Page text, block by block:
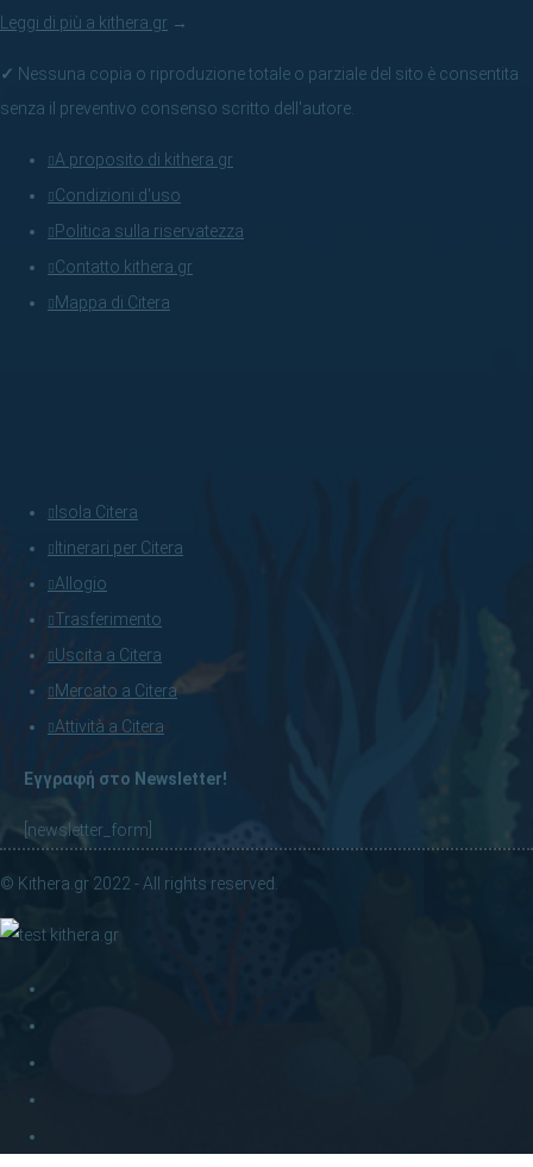
Leggi di più a kithera.gr →
✓ Nessuna copia o riproduzione totale o parziale del sito è consentita
senza il preventivo consenso scritto dell'autore.
A proposito di kithera.gr
Condizioni d'uso
Politica sulla riservatezza
Contatto kithera.gr
Mappa di Citera
Isola Citera
Itinerari per Citera
Allogio
Trasferimento
Uscita a Citera
Mercato a Citera
Attività a Citera
Εγγραφή στο Newsletter!
[newsletter_form]
© Kithera.gr 2022 - All rights reserved.